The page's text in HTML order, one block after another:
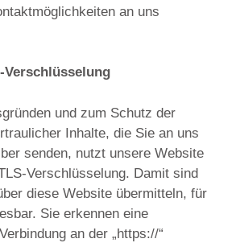
an uns
Verschlüsselung
und zum Schutz der
Inhalte, die Sie an uns
senden, nutzt unsere Website
Verschlüsselung. Damit sind
diese Website übermitteln, für
Sie erkennen eine
an der „https://“